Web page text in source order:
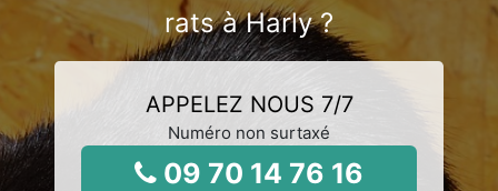
rats à Harly ?
APPELEZ NOUS 7/7
Numéro non surtaxé
09 70 14 76 16